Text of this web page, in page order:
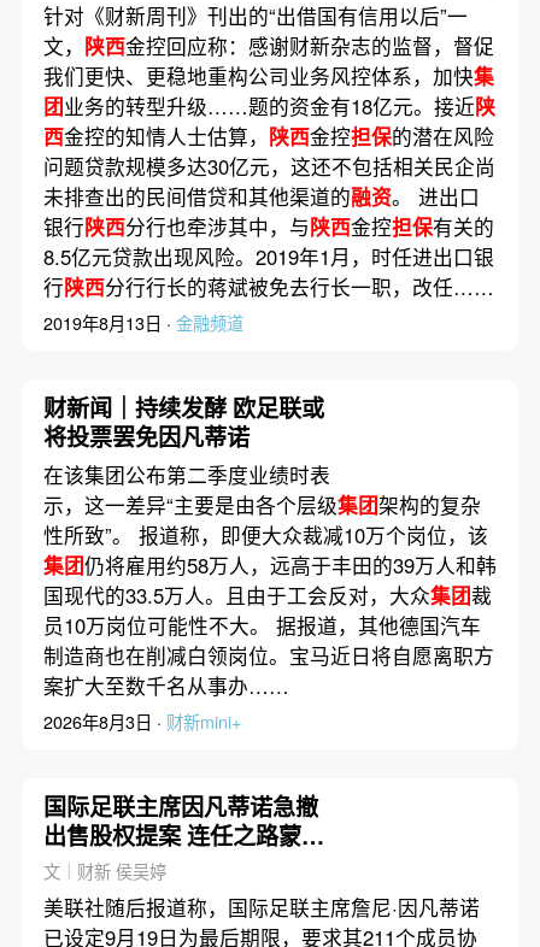
针对《财新周刊》刊出的“出借国有信用以后”一
文， 陕西金控回应称：感谢财新杂志的监督，督促
我们更快、更稳地重构公司业务风控体系，加快集
团业务的转型升级……题的资金有18亿元。接近陕
西金控的知情人士估算， 陕西金控担保的潜在风险
问题贷款规模多达30亿元，这还不包括相关民企尚
未排查出的民间借贷和其他渠道的融资。 进出口
银行陕西分行也牵涉其中，与陕西金控担保有关的
8.5亿元贷款出现风险。2019年1月，时任进出口银
行陕西分行行长的蒋斌被免去行长一职，改任……
2019年8月13日 · 金融频道
财新闻｜持续发酵 欧足联或
将投票罢免因凡蒂诺
在该集团公布第二季度业绩时表
示，这一差异“主要是由各个层级集团架构的复杂
性所致”。 报道称，即便大众裁减10万个岗位，该
集团仍将雇用约58万人，远高于丰田的39万人和韩
国现代的33.5万人。且由于工会反对，大众集团裁
员10万岗位可能性不大。 据报道，其他德国汽车
制造商也在削减白领岗位。宝马近日将自愿离职方
案扩大至数千名从事办……
2026年8月3日 · 财新mini+
国际足联主席因凡蒂诺急撤
出售股权提案 连任之路蒙上
阴影
文｜财新 侯吴婷
美联社随后报道称，国际足联主席詹尼·因凡蒂诺
已设定9月19日为最后期限，要求其211个成员协